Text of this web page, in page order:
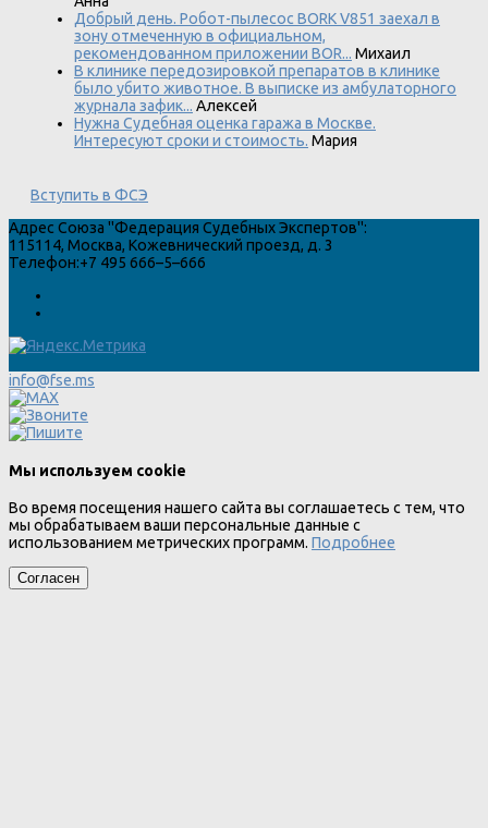
Добрый день. Робот-пылесос BORK V851 заехал в
зону отмеченную в официальном,
рекомендованном приложении BOR... Михаил
В клинике передозировкой препаратов в клинике
было убито животное. В выписке из амбулаторного
журнала зафик... Алексей
Нужна Судебная оценка гаража в Москве.
Интересуют сроки и стоимость. Мария
Вступить в ФСЭ
Адрес Союза "Федерация Судебных Экспертов":
115114, Москва, Кожевнический проезд, д. 3
Телефон:+7 495 666–5–666
info@fse.ms
Мы используем cookie
Во время посещения нашего сайта вы соглашаетесь с тем, что
мы обрабатываем ваши персональные данные с
использованием метрических программ. Подробнее
Согласен